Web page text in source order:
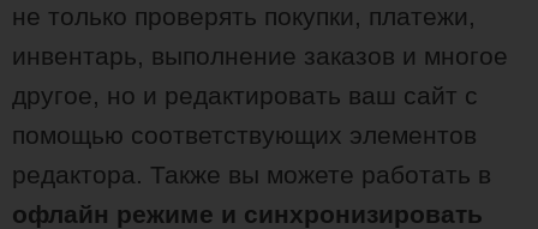
не только проверять покупки, платежи,
инвентарь, выполнение заказов и многое
другое, но и редактировать ваш сайт с
помощью соответствующих элементов
редактора. Также вы можете работать в
офлайн режиме и синхронизировать